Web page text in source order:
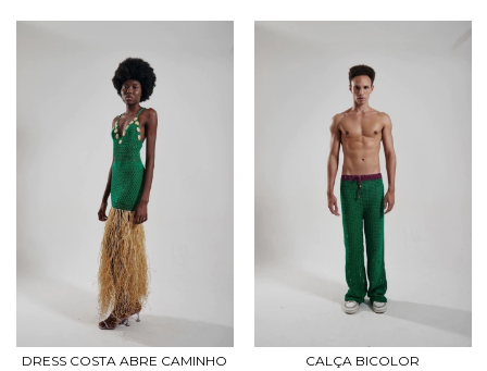
DRESS COSTA ABRE CAMINHO CALÇA BICOLOR